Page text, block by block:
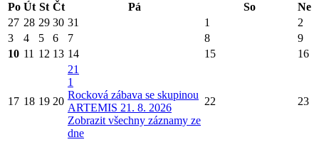
Po Út St Čt Pá So
Ne
27 28 29 30 31 1
2
3
4 5 6 7 8
9
10 11 12 13 14 15 16
17 18 19 20
21
1
Rocková zábava se skupinou
ARTEMIS 21. 8. 2026
Zobrazit všechny záznamy ze
dne
22 23